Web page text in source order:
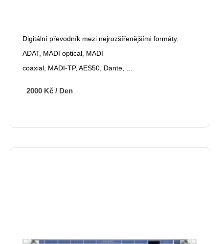
Digitální převodník mezi nejrozšířenějšími formáty.
ADAT, MADI optical, MADI
coaxial, MADI-TP, AES50, Dante, …
2000 Kč / Den